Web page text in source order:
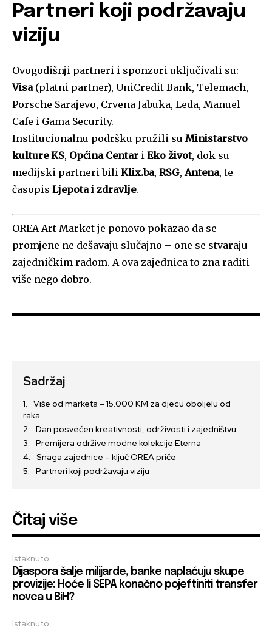
Partneri koji podržavaju
viziju
Ovogodišnji partneri i sponzori uključivali su:
Visa(platni partner), UniCredit Bank, Telemach,
Porsche Sarajevo, Crvena Jabuka, Leda, Manuel
Cafe i Gama Security.
Institucionalnu podršku pružili su Ministarstvo
kulture KS, Općina Centar i Eko život, dok su
medijski partneri bili Klix.ba, RSG, Antena, te
časopis Ljepota i zdravlje.
OREA Art Market je ponovo pokazao da se
promjene ne dešavaju slučajno – one se stvaraju
zajedničkim radom. A ova zajednica to zna raditi
više nego dobro.
Sadržaj
Više od marketa – 15.000 KM za djecu oboljelu od
raka
Dan posvećen kreativnosti, održivosti i zajedništvu
Premijera održive modne kolekcije Eterna
Snaga zajednice – ključ OREA priče
Partneri koji podržavaju viziju
Čitaj više
Istaknuto
Dijaspora šalje milijarde, banke naplaćuju skupe
provizije: Hoće li SEPA konačno pojeftiniti transfer
novca u BiH?
Istaknuto